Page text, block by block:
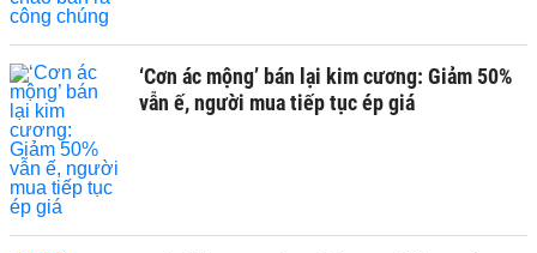
‘Cơn ác mộng’ bán lại kim cương: Giảm 50%
vẫn ế, người mua tiếp tục ép giá